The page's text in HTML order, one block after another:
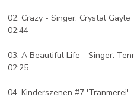
02. Crazy - Singer: Crystal Gayle
02:44
03. A Beautiful Life - Singer:
02:25
04. Kinderszenen #7 'Tranmerei'